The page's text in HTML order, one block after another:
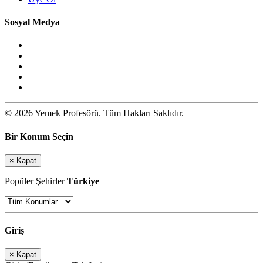
Sosyal Medya
© 2026 Yemek Profesörü. Tüm Hakları Saklıdır.
Bir Konum Seçin
× Kapat
Popüler ŞehirlerTürkiye
Giriş
× Kapat